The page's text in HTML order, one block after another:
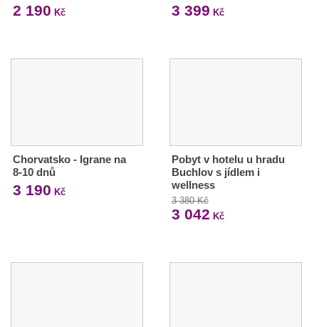
2 190 Kč 3 399 Kč
Chorvatsko - Igrane na
8-10 dnů
3 190 Kč
Pobyt v hotelu u hradu
Buchlov s jídlem i
wellness
3 380 Kč
3 042 Kč